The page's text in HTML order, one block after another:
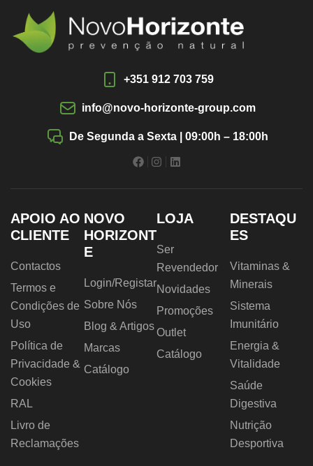
+351 912 703 759
info@novo-horizonte-group.com
De Segunda a Sexta | 09:00h – 18:00h
APOIO AO
CLIENTE
Contactos
Termos e
Condições de
Uso
Política de
Privacidade &
Cookies
RAL
Livro de
Reclamações
NOVO
HORIZONT
E
Login/Registar
Sobre Nós
Blog & Artigos
Marcas
Catálogo
LOJA
Ser
Revendedor
Novidades
Promoções
Outlet
Catálogo
DESTAQU
ES
Vitaminas &
Minerais
Sistema
Imunitário
Energia &
Vitalidade
Saúde
Digestiva
Nutrição
Desportiva